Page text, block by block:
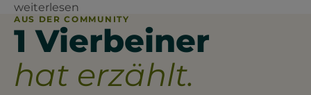
weiterlesen
AUS DER COMMUNITY
1 Vierbeiner
hat erzählt.